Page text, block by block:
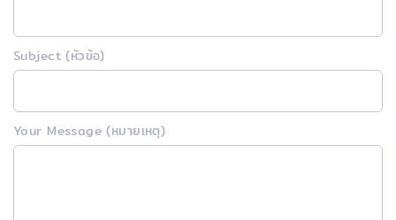
Subject (หัวข้อ)
Your Message (หมายเหตุ)